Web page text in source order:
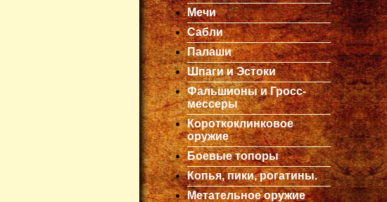
Мечи
Сабли
Палаши
Шпаги и Эстоки
Фальшионы и Гросс-
мессеры
Короткоклинковое
оружие
Боевые топоры
Копья, пики, рогатины.
Метательное оружие